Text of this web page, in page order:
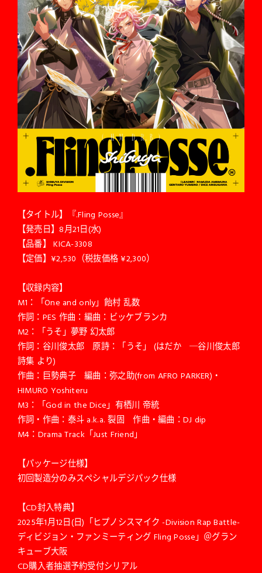
【タイトル】『.Fling Posse』
【発売日】8月21日(水)
【品番】 KICA-3308
【定価】¥2,530（税抜価格 ¥2,300）
【収録内容】
M1：「One and only」飴村 乱数
作詞：PES 作曲：編曲：ビッケブランカ
M2：「うそ」夢野 幻太郎
作詞：谷川俊太郎 原詩：「うそ」 (はだか ─谷川俊太郎
詩集 より)
作曲：巨勢典子 編曲：弥之助(from AFRO PARKER)・
HIMURO Yoshiteru
M3：「God in the Dice」有栖川 帝統
作詞・作曲：泰斗 a.k.a. 裂固 作曲・編曲：DJ dip
M4：Drama Track「Just Friend」
【パッケージ仕様】
初回製造分のみスペシャルデジパック仕様
【CD封入特典】
2025年1月12日(日)「ヒプノシスマイク -Division Rap Battle-
ディビジョン・ファンミーティング Fling Posse」＠グラン
キューブ大阪
CD購入者抽選予約受付シリアル